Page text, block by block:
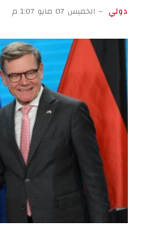
دولي الخميس 07 مايو 1:07 م